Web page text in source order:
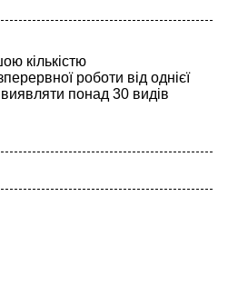
кількістю
роботи від однієї
понад 30 видів